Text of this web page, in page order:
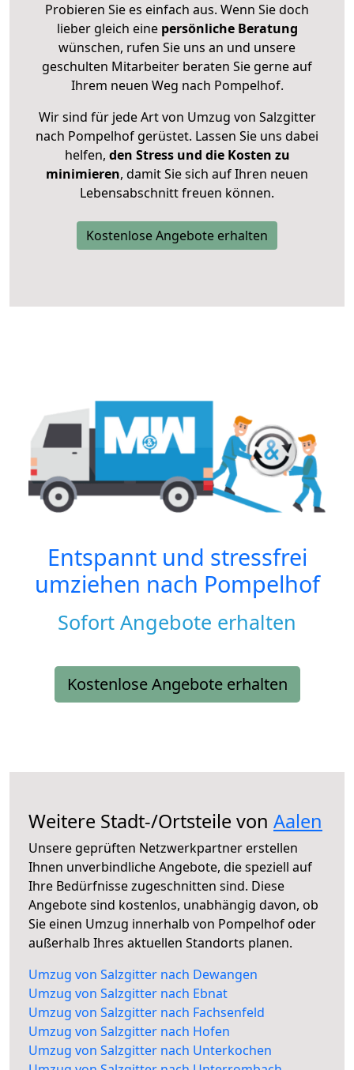
Probieren Sie es einfach aus. Wenn Sie doch
lieber gleich eine persönliche Beratung
wünschen, rufen Sie uns an und unsere
geschulten Mitarbeiter beraten Sie gerne auf
Ihrem neuen Weg nach Pompelhof.
Wir sind für jede Art von Umzug von Salzgitter
nach Pompelhof gerüstet. Lassen Sie uns dabei
helfen, den Stress und die Kosten zu
minimieren, damit Sie sich auf Ihren neuen
Lebensabschnitt freuen können.
Kostenlose Angebote erhalten
Entspannt und stressfrei
umziehen nach Pompelhof
Sofort Angebote erhalten
Kostenlose Angebote erhalten
Weitere Stadt-/Ortsteile von Aalen
Unsere geprüften Netzwerkpartner erstellen
Ihnen unverbindliche Angebote, die speziell auf
Ihre Bedürfnisse zugeschnitten sind. Diese
Angebote sind kostenlos, unabhängig davon, ob
Sie einen Umzug innerhalb von Pompelhof oder
außerhalb Ihres aktuellen Standorts planen.
Umzug von Salzgitter nach Dewangen
Umzug von Salzgitter nach Ebnat
Umzug von Salzgitter nach Fachsenfeld
Umzug von Salzgitter nach Hofen
Umzug von Salzgitter nach Unterkochen